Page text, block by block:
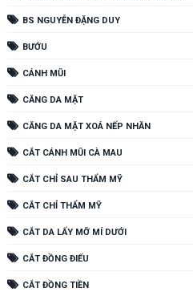
BS NGUYỄN ĐẶNG DUY
BƯỚU
CÁNH MŨI
CĂNG DA MẶT
CĂNG DA MẶT XOÁ NẾP NHĂN
CẮT CÁNH MŨI CÀ MAU
CẮT CHỈ SAU THẨM MỸ
CẮT CHỈ THẨM MỸ
CẮT DA LẤY MỠ MÍ DƯỚI
CẮT ĐỒNG ĐIẾU
CẮT ĐỒNG TIỀN